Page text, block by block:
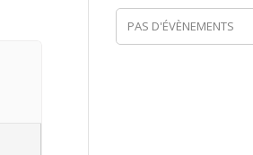
PAS D'ÉVÈNEMENTS